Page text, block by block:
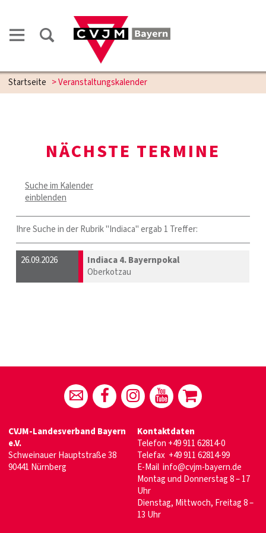
Startseite > Veranstaltungskalender
NÄCHSTE TERMINE
Suche im Kalender
einblenden
Ihre Suche in der Rubrik "Indiaca" ergab 1 Treffer:
26.09.2026
Indiaca 4. Bayernpokal
Oberkotzau
CVJM-Landesverband Bayern
e.V.
Schweinauer Hauptstraße 38
90441 Nürnberg
Kontaktdaten
Telefon +49 911 62814-0
Telefax +49 911 62814-99
E-Mail info@cvjm-bayern.de
Montag und Donnerstag 8 – 17
Uhr
Dienstag, Mittwoch, Freitag 8 –
13 Uhr